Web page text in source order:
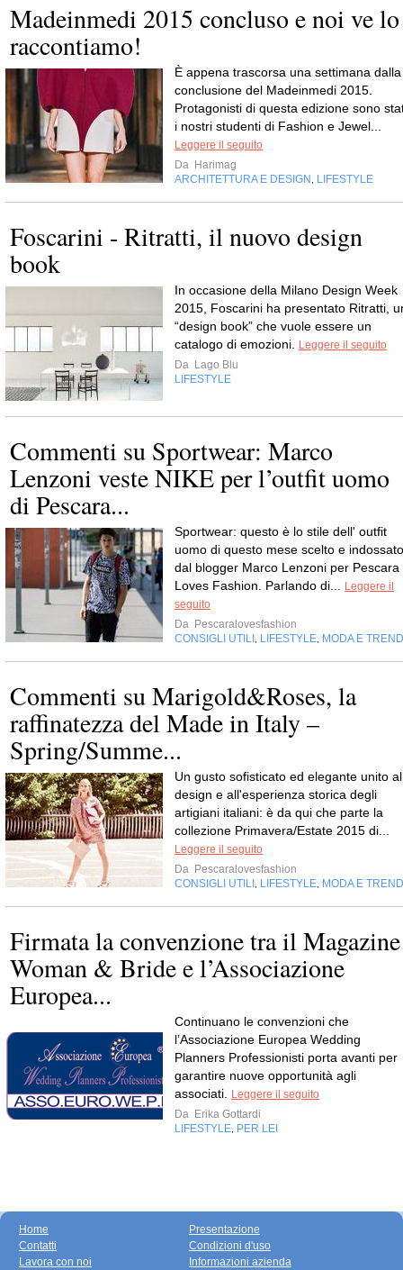
Madeinmedi 2015 concluso e noi ve lo
raccontiamo!
È appena trascorsa una settimana dalla
conclusione del Madeinmedi 2015.
Protagonisti di questa edizione sono
i nostri studenti di Fashion e Jewel...
Leggere il seguito
Da Harimag
ARCHITETTURA E DESIGN , LIFESTYLE
Foscarini - Ritratti, il nuovo design
In occasione della Milano Design Week
2015, Foscarini ha presentato Ritratti,
“design book” che vuole essere un
catalogo di emozioni. Leggere il seguito
Da Lago Blu
LIFESTYLE
Commenti su Sportwear: Marco
Lenzoni veste NIKE per l’outfit uomo
di Pescara...
Sportwear: questo è lo stile dell' outfit
uomo di questo mese scelto e indossato
dal blogger Marco Lenzoni per Pescara
Loves Fashion. Parlando di... Leggere il
seguito
Da Pescaralovesfashion
CONSIGLI UTILI , LIFESTYLE, MODA E TREND
Commenti su Marigold&Roses, la
raffinatezza del Made in Italy –
Spring/Summe...
Un gusto sofisticato ed elegante unito al
design e all'esperienza storica degli
artigiani italiani: è da qui che parte la
collezione Primavera/Estate 2015 di...
Leggere il seguito
Da Pescaralovesfashion
CONSIGLI UTILI , LIFESTYLE, MODA E TREND
Firmata la convenzione tra il Magazine
Woman & Bride e l’Associazione
Europea...
Continuano le convenzioni che
l’Associazione Europea Wedding
Planners Professionisti porta avanti per
garantire nuove opportunità agli
associati. Leggere il seguito
Da Erika Gottardi
LIFESTYLE, PER LEI
Home
Contatti
Lavora con noi
Presentazione
Condizioni d'uso
Informazioni azienda